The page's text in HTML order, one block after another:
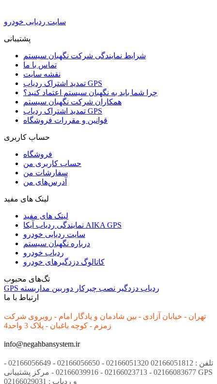
سایت ردیابی خودرو
پشتیبانی
شرایط نمایندگی شرکت نگهبان سیستم
تماس با ما
نقشه سایت
تمدید اشتراک ردیاب GPS
چرا شما باید به نگهبان سیستم اعتماد کنید؟
همکاران شرکت نگهبان سیستم
تمدید اشتراک ردیاب GPS
قوانین و مقررات فروشگاه
حساب کاربری
فروشگاه
حساب کاربری من
سفارشات من
آدرس‌های من
لینک های مفید
لینک های مفید
نمایندگی ردیاب آیکا AIKA GPS
سایت ردیابی خودرو
درباره نگهبان سیستم
ردیاب خودرو
کاتالوگ دزدگیرهای خودرو
تگ‌های محبوب
GPS
ردیاب دزدگیر نصب چیرکار دوربین مداربسته
ارتباط با ما
تهران - خیابان آزادی - بین شادمان و یادگار امام - روبروی شرکت
زمزم - کوچه باغبان - پلاک 3 واحد4
info@negahbansystem.ir
تلفن : 02166051812 02166051320 - 02166056650 - 02166056649 -
02166083677 - 02166023713 - 02166039916 - مرکز پشتیبانی GPS
و ردیاب : 02166029031